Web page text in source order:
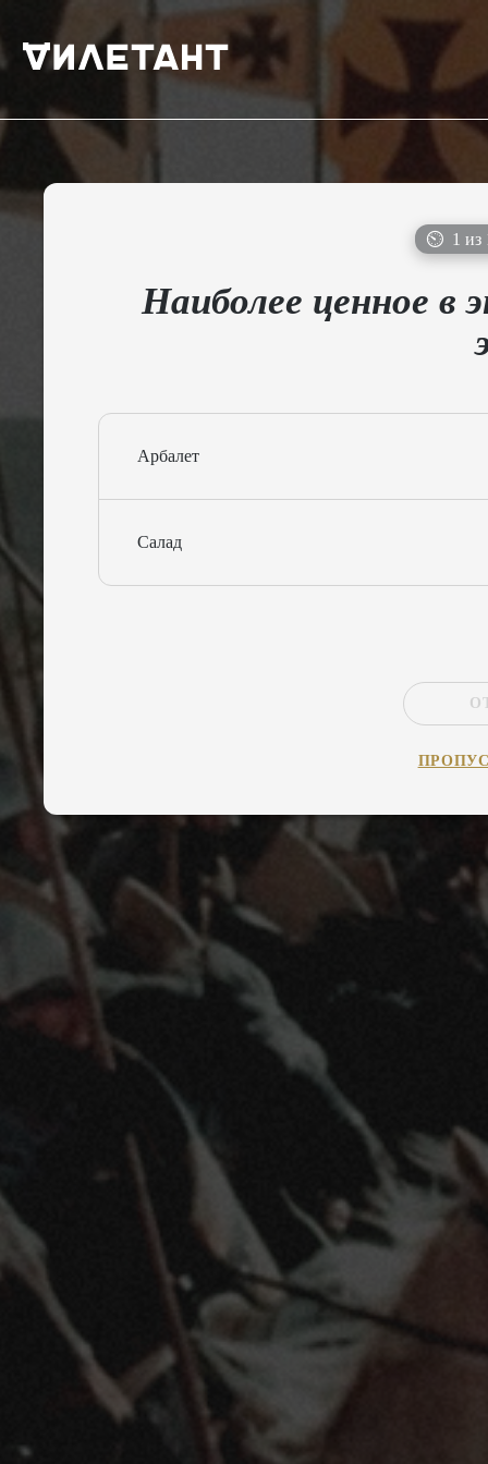
⏲ 1 из
Наиболее ценное в
Арбалет
Салад